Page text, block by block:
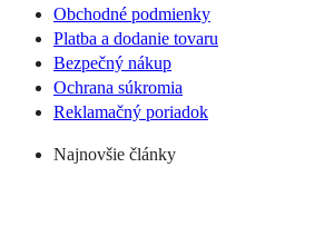
Obchodné podmienky
Platba a dodanie tovaru
Bezpečný nákup
Ochrana súkromia
Reklamačný poriadok
Najnovšie články